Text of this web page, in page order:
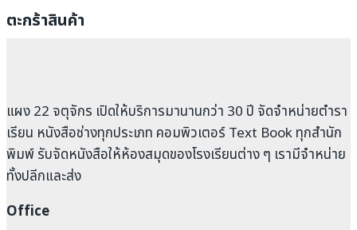
ตะกร้าสินค้า
แผง 22 จตุจักร เปิดให้บริการมานานกว่า 30 ปี จัดจำหน่ายตำรา
เรียน หนังสือช่างทุกประเภท คอมพิวเตอร์ Text Book ทุกสำนัก
พิมพ์ รับจัดหนังสือให้ห้องสมุดของโรงเรียนต่าง ๆ เรามีจำหน่าย
ทั้งปลีกและส่ง
Office